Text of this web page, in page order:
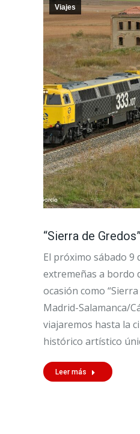
Viajes
“Sierra de
El próximo sábado
extremeñas a bordo
ocasión como
Madrid-Salamanca/
viajaremos hasta la
histórico artístico
Leer más